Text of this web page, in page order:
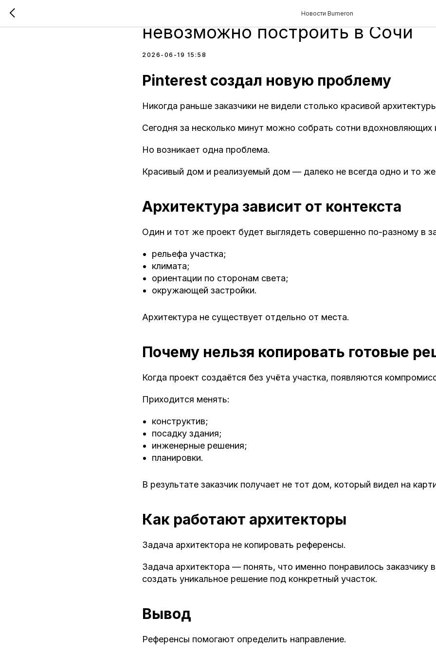
Новости Bumeron
Почему красивые дома из
невозможно построить в Сочи
2026-06-19 15:58
Pinterest создал новую проблему
Никогда раньше заказчики не видели столько красивой
Сегодня за несколько минут можно собрать сотни вдохновляющих
Но возникает одна проблема.
Красивый дом и реализуемый дом — далеко не всегда одно и то
Архитектура зависит от контекста
Один и тот же проект будет выглядеть совершенно по-разному в
рельефа участка;
климата;
ориентации по сторонам света;
окружающей застройки.
Архитектура не существует отдельно от места.
Почему нельзя копировать готовые
Когда проект создаётся без учёта участка, появляются
Приходится менять:
конструктив;
посадку здания;
инженерные решения;
планировки.
В результате заказчик получает не тот дом, который видел на
Как работают архитекторы
Задача архитектора не копировать референсы.
Задача архитектора — понять, что именно понравилось заказчику
создать уникальное решение под конкретный участок.
Вывод
Референсы помогают определить направление.